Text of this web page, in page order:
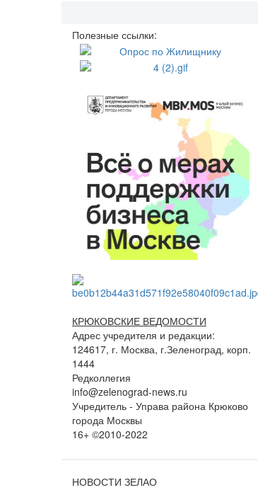
Полезные ссылки:
КРЮКОВСКИЕ ВЕДОМОСТИ
Адрес учредителя и редакции:
124617, г. Москва, г.Зеленоград, корп.
1444
Редколлегия
info@zelenograd-news.ru
Учредитель - Управа района Крюково
города Москвы
16+ ©2010-2022
НОВОСТИ ЗЕЛАО